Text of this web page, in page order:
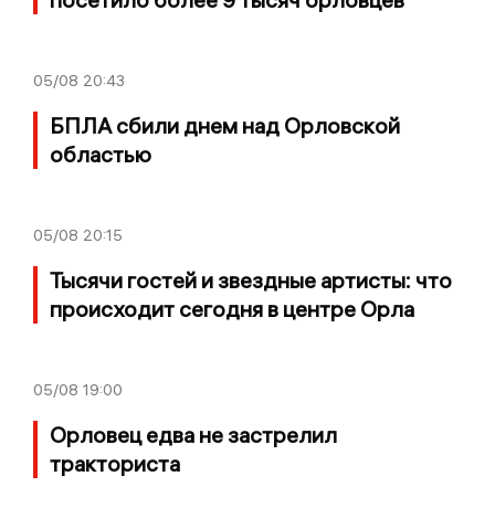
05/08 20:43
БПЛА сбили днем над Орловской
областью
05/08 20:15
Тысячи гостей и звездные артисты: что
происходит сегодня в центре Орла
05/08 19:00
Орловец едва не застрелил
тракториста